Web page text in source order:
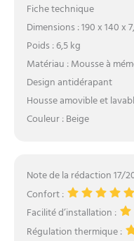
Fiche technique
Dimensions : 190 x 140 x
Poids : 6,5 kg
Matériau : Mousse à
Design antidérapant
Housse amovible et
Couleur : Beige
Note de la rédaction 17/
Confort :
Facilité d’installation :
Régulation thermique :